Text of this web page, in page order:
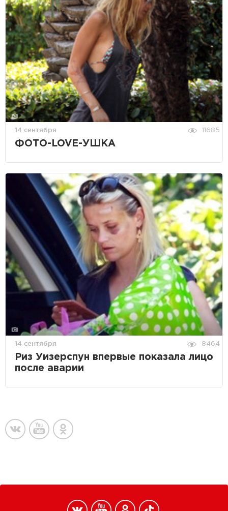
14 сентября 11685
ФОТО-LOVE-УШКА
14 сентября 8464
Риз Уизерспун впервые показала лицо
после аварии